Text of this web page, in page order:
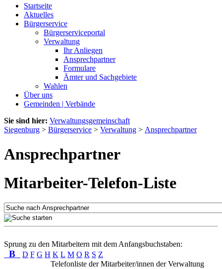
Startseite
Aktuelles
Bürgerservice
Bürgerserviceportal
Verwaltung
Ihr Anliegen
Ansprechpartner
Formulare
Ämter und Sachgebiete
Wahlen
Über uns
Gemeinden | Verbände
Sie sind hier: Verwaltungsgemeinschaft
Siegenburg > Bürgerservice > Verwaltung > Ansprechpartner
Ansprechpartner
Mitarbeiter-Telefon-Liste
Sprung zu den Mitarbeitern mit dem Anfangsbuchstaben:
B D F G H K L M O R S Z
Telefonliste der Mitarbeiter/innen der Verwaltung